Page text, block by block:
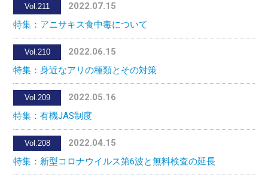
Vol.211
2022.07.15
特集：アニサキス食中毒について
Vol.210
2022.06.15
特集：身近なアリの種類とその対策
Vol.209
2022.05.16
特集：有機JAS制度
Vol.208
2022.04.15
特集：新型コロナウイルス第6波と無料検査の延長